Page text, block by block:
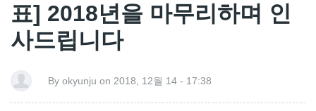
표] 2018년을 마무리하며 인
사드립니다
By okyunju on 2018, 12월 14 - 17:38